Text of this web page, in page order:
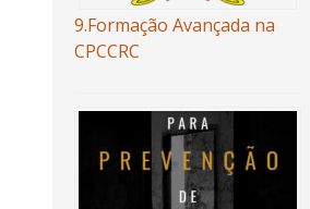
9.Formação Avançada na
CPCCRC